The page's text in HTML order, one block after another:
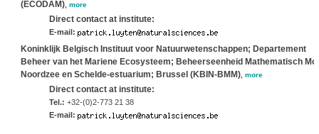
(ECODAM), more
Direct contact at institute:
E-mail:
Koninklijk Belgisch Instituut voor Natuurwetenschappen; Departement
Beheer van het Mariene Ecosysteem; Beheerseenheid Mathematisch
Noordzee en Schelde-estuarium; Brussel (KBIN-BMM), more
Direct contact at institute:
Tel.: +32-(0)2-773 21 38
E-mail: